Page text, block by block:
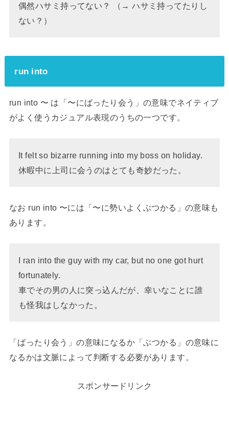
偶然ハサミ持ってない？ （→ ハサミ持ってたりし
ない？）
run into
run into 〜 は「〜にばったり会う」の意味でネイティブ
がよく使うカジュアル表現のうちの一つです。
It felt so bizarre running into my boss on holiday.
休暇中に上司に会うのはとても奇妙だった。
なお run into 〜には「〜に勢いよくぶつかる」の意味も
あります。
I ran into the guy with my car, but no one got hurt
fortunately.
車でその男の人に突っ込んだが、幸いなことに誰
も怪我はしなかった。
「ばったり会う」の意味になるか「ぶつかる」の意味に
なるかは文脈によって判断する必要があります。
スポンサードリンク